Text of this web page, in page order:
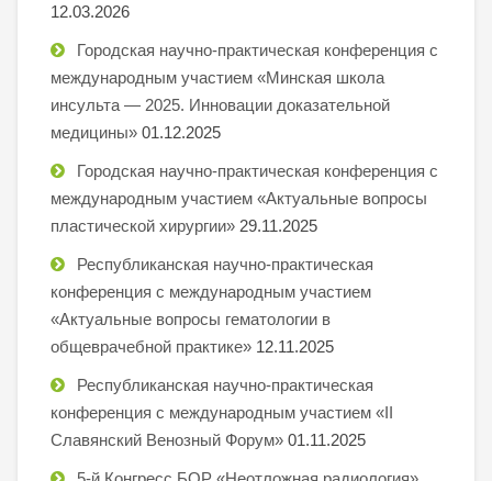
12.03.2026
Городская научно-практическая конференция с
международным участием «Минская школа
инсульта — 2025. Инновации доказательной
медицины» 01.12.2025
Городская научно-практическая конференция с
международным участием «Актуальные вопросы
пластической хирургии» 29.11.2025
Республиканская научно-практическая
конференция с международным участием
«Актуальные вопросы гематологии в
общеврачебной практике» 12.11.2025
Республиканская научно-практическая
конференция с международным участием «II
Славянский Венозный Форум» 01.11.2025